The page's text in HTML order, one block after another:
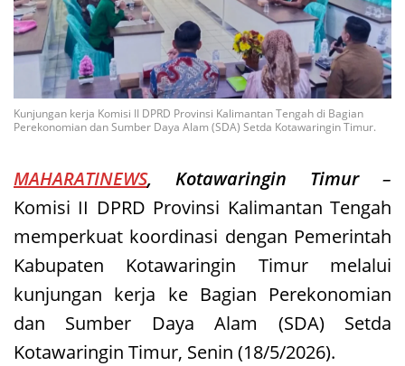
Kunjungan kerja Komisi II DPRD Provinsi Kalimantan Tengah di Bagian
Perekonomian dan Sumber Daya Alam (SDA) Setda Kotawaringin Timur.
MAHARATINEWS, Kotawaringin Timur–
Komisi II DPRD Provinsi Kalimantan Tengah
memperkuat koordinasi dengan Pemerintah
Kabupaten Kotawaringin Timur melalui
kunjungan kerja ke Bagian Perekonomian
dan Sumber Daya Alam (SDA) Setda
Kotawaringin Timur, Senin (18/5/2026).